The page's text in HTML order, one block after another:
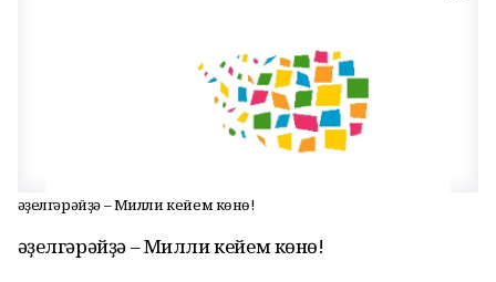
Ғәҙелгәрәйҙә – Милли кейем көнө!
Ғәҙелгәрәйҙә – Милли кейем көнө!